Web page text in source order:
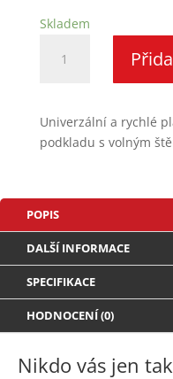
Skladem
Bontrager
XR2
množství
Univerzální a rychlé
podkladu s volným
POPIS
DALŠÍ INFORMACE
SPECIFIKACE
HODNOCENÍ (0)
Nikdo vás jen